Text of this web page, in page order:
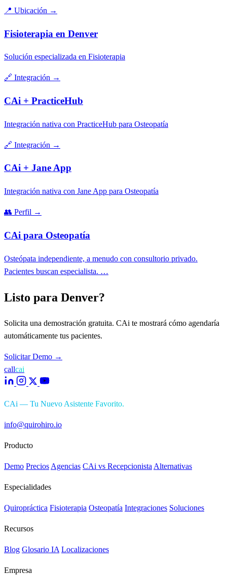
📍 Ubicación →
Fisioterapia en Denver
Solución especializada en Fisioterapia
🔗 Integración →
CAi + PracticeHub
Integración nativa con PracticeHub para Osteopatía
🔗 Integración →
CAi + Jane App
Integración nativa con Jane App para Osteopatía
👥 Perfil →
CAi para Osteopatía
Osteópata independiente, a menudo con consultorio privado.
Pacientes buscan especialista. …
Listo para Denver?
Solicita una demostración gratuita. CAi te mostrará cómo agendaría
automáticamente tus pacientes.
Solicitar Demo →
callcai
CAi — Tu Nuevo Asistente Favorito.
info@quirohiro.io
Producto
Demo PreciosAgencias CAi vs RecepcionistaAlternativas
Especialidades
Quiropráctica Fisioterapia Osteopatía Integraciones Soluciones
Recursos
Blog Glosario IA Localizaciones
Empresa